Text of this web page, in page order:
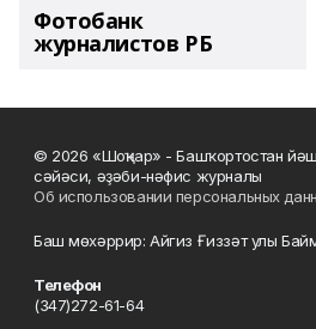
Фотобанк
журналистов РБ
© 2026 «Шоңҡар» - Башҡортостан
сәйәси, әҙәби-нәфис журналы
Об использовании персональных
Баш мөхәррир: Айгиз Ғиззәт улы
Телефон
(347)272-61-64